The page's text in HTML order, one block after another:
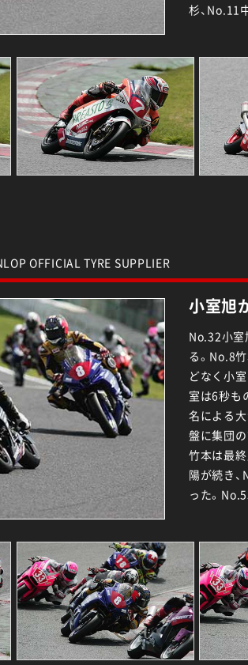
杉、No.11
OFFICIAL TYRE SUPPLIER
小室旭
No.32小室
る。No.8
どなく小
室は6秒も
名による
盤に集団
竹本は最
陽が続き
った。